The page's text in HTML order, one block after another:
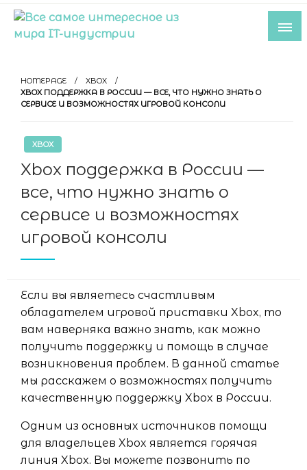
Skip
content
индустрии
HOMEPAGE
XBOX
XBOX ПОДДЕРЖКА В РОССИИ — ВСЕ, ЧТО НУЖНО ЗНАТЬ О
СЕРВИСЕ И ВОЗМОЖНОСТЯХ ИГРОВОЙ КОНСОЛИ
XBOX
Xbox поддержка в России —
все, что нужно знать о
сервисе и возможностях
игровой консоли
Если вы являетесь счастливым
обладателем игровой приставки Xbox, то
вам наверняка важно знать, как можно
получить поддержку и помощь в случае
возникновения проблем. В данной статье
мы расскажем о возможностях получить
качественную поддержку Xbox в России.
Одним из основных источников помощи
для владельцев Xbox является горячая
линия Xbox. Вы можете позвонить по